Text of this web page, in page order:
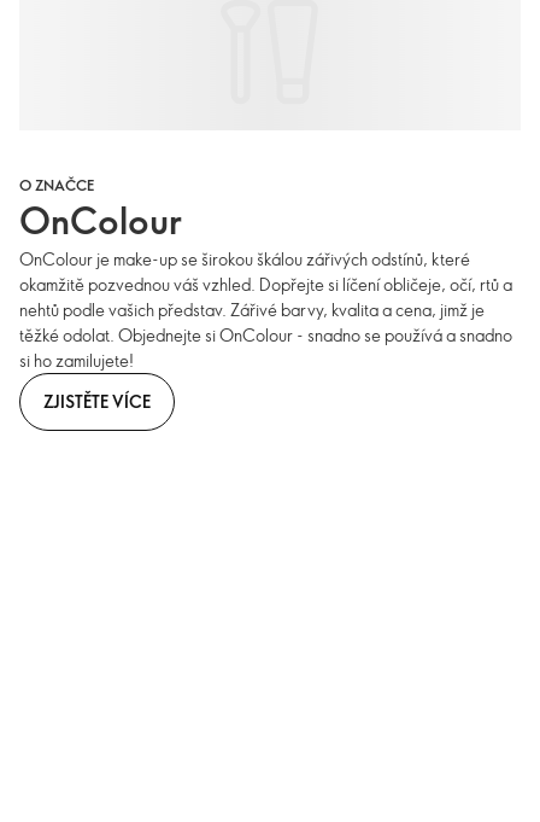
O ZNAČCE
OnColour
OnColour je make-up se širokou škálou zářivých odstínů, které
okamžitě pozvednou váš vzhled. Dopřejte si líčení obličeje, očí, rtů a
nehtů podle vašich představ. Zářivé barvy, kvalita a cena, jimž je
těžké odolat. Objednejte si OnColour - snadno se používá a snadno
si ho zamilujete!
ZJISTĚTE VÍCE